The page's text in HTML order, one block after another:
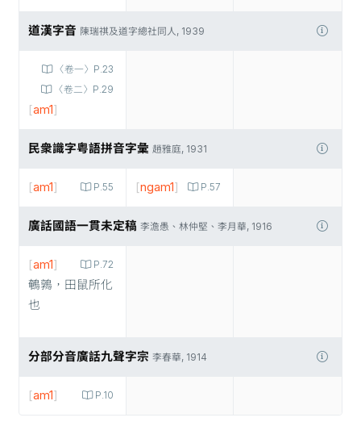
道漢字音 陳瑞祺及道字總社同人, 1939
〈卷一〉P.23
〈卷二〉P.29
[am1]
民衆識字粤語拼音字彙 趙雅庭, 1931
P.55
[am1] P.57
[ngam1]
廣話國語一貫未定稿 李澹愚、林仲堅、李月華, 1916
P.72
[am1]
鵪鶉，田鼠所化
也
分部分音廣話九聲字宗 李春華, 1914
P.10
[am1]